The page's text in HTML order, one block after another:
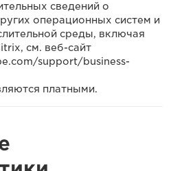
сведений о
операционных систем и
среды, включая
см. веб-сайт
support/business-
платными.